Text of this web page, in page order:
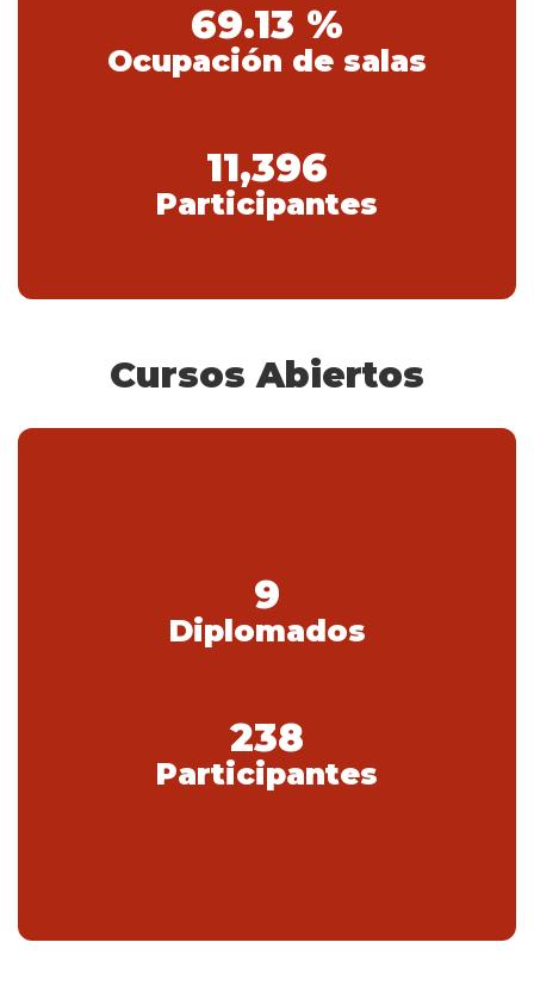
69.13 %
Ocupación de salas
11,396
Participantes
Cursos Abiertos
9
Diplomados
238
Participantes